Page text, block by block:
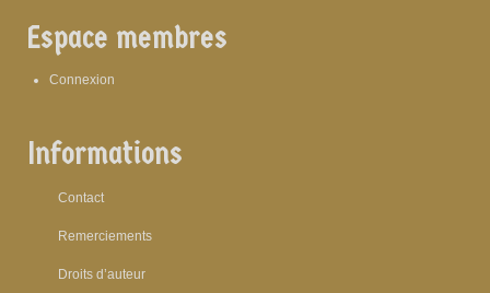
Espace membres
Connexion
Informations
Contact
Remerciements
Droits d’auteur